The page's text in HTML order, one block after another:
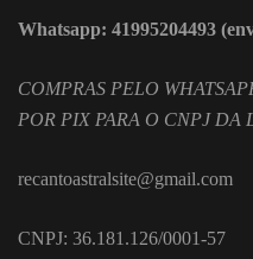
Whatsapp: 41995204493
COMPRAS PELO
POR PIX PARA O CNPJ DA
recantoastralsite@gmail.com
CNPJ: 36.181.126/0001-57